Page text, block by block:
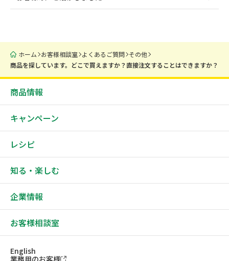
ホーム お客様相談室 よくあるご質問 その他
商品を探しています。どこで買えますか？直接注文することはできますか？
商品情報
キャンペーン
レシピ
知る・楽しむ
企業情報
お客様相談室
English
業務用のお客様